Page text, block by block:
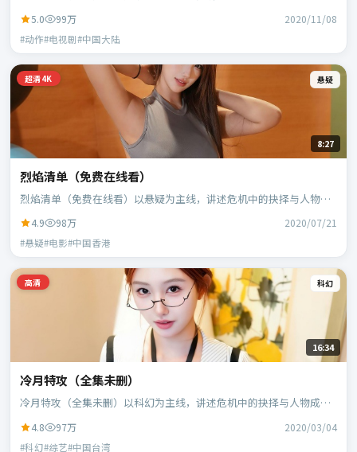
5.0 99万 2020/11/08
#动作#电视剧#中国大陆
超清4K 悬疑
8:27
烈焰清单（免费在线看）
烈焰清单（免费在线看）以悬疑为主线，讲述危机中的抉择与人物成
4.9 98万 2020/07/21
#悬疑#电影#中国香港
高清 科幻
16:34
冷月特攻（全集未删）
冷月特攻（全集未删）以科幻为主线，讲述危机中的抉择与人物成
4.8 97万 2020/03/04
#科幻#综艺#中国台湾